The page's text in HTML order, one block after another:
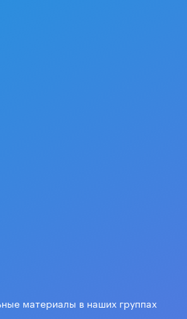
материалы в наших группах